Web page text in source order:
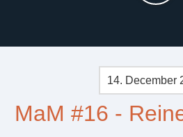
14. December
MaM #16 -